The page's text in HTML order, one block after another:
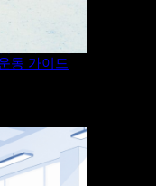
까? 건강
동 가이드